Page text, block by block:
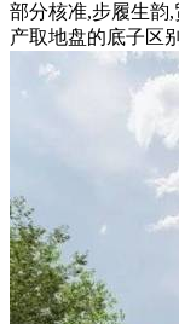
部分核准,步履生韵
产取地盘的底子区